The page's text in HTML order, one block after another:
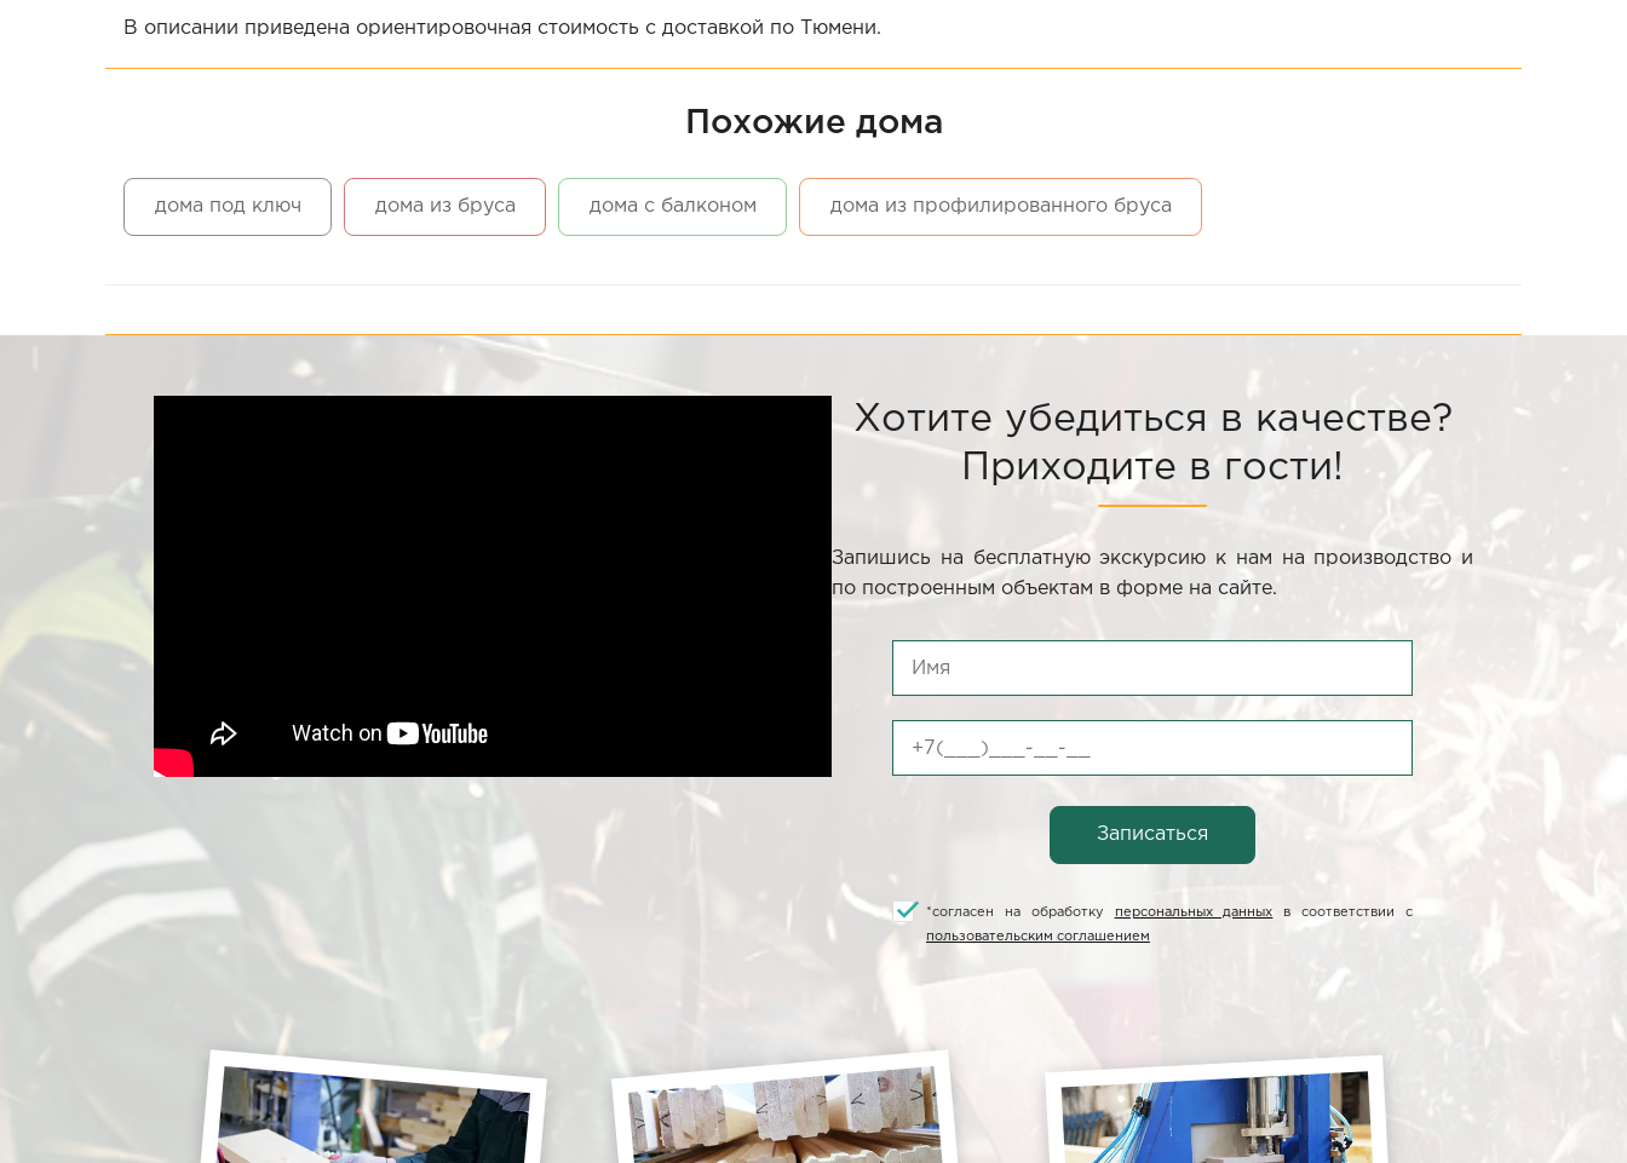
В описании приведена ориентировочная стоимость с доставкой по Тюмени.
Похожие дома
дома под ключ дома из бруса дома с балконом дома из профилированного бруса
Хотите убедиться в качестве?
Приходите в гости!
Запишись на бесплатную экскурсию к нам на производство и
по построенным объектам в форме на сайте.
*согласен на обработку персональных данных в соответствии с
пользовательским соглашением